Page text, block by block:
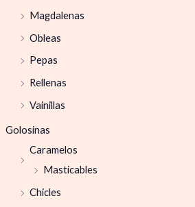
Magdalenas
Obleas
Pepas
Rellenas
Vainillas
Golosinas
Caramelos
Masticables
Chicles